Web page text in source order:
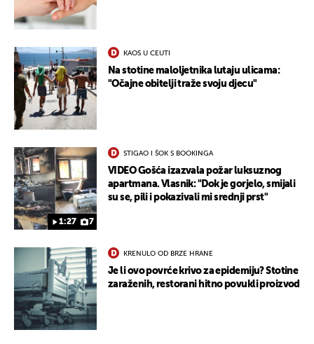
KAOS U CEUTI
Na stotine maloljetnika lutaju ulicama:
"Očajne obitelji traže svoju djecu"
1:27 7
STIGAO I ŠOK S BOOKINGA
VIDEO Gošća izazvala požar luksuznog
apartmana. Vlasnik: "Dok je gorjelo, smijali
su se, pili i pokazivali mi srednji prst"
KRENULO OD BRZE HRANE
Je li ovo povrće krivo za epidemiju? Stotine
zaraženih, restorani hitno povukli proizvod